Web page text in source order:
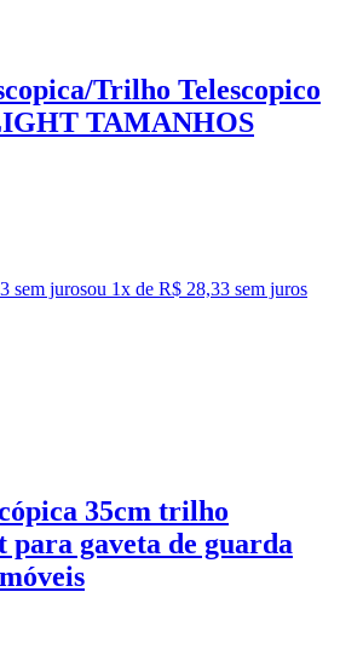
Trilho Telescopico
TAMANHOS
sem jurosou 1x de R$ 28,33 sem juros
35cm trilho
para gaveta de guarda